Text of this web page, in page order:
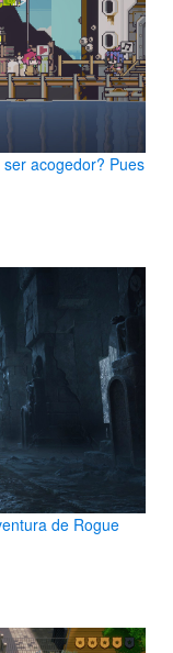
acogedor? Pues
de Rogue